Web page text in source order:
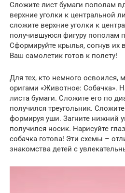
Сложите лист бумаги пополам
верхние уголки к центральной
сложите верхние уголки к
получившуюся фигуру пополам
Сформируйте крылья, согнув их
Ваш самолетик готов к полету!
Для тех, кто немного освоился,
оригами «Животное: Собачка».
листа бумаги. Сложите его по
получился треугольник.
формируя уши. Загните нижний
получился носик. Нарисуйте
собачка готова! Эти схемы –
знакомства детей с